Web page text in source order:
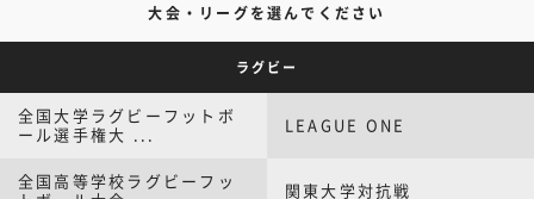
大会・リーグを選んでください
ラグビー
全国大学ラグビーフットボ
ール選手権大 ...
LEAGUE ONE
全国高等学校ラグビーフッ
関東大学対抗戦